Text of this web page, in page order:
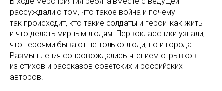
рассуждали о том, что такое война и почему
так происходит, кто такие солдаты и герои, как жить
и что делать мирным людям. Первоклассники узнали,
что героями бывают не только люди, но и города.
Размышления сопровождались чтением отрывков
из стихов и рассказов советских и российских
авторов.